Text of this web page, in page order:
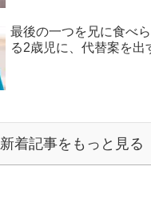
最後の一つを兄に食べ
る2歳児に、代替案を出
新着記事をもっと見る